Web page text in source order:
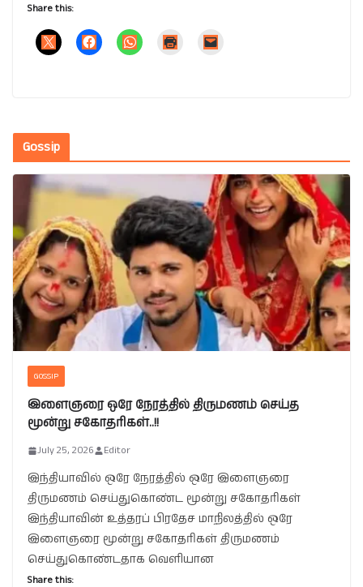
Share this:
Gossip
GOSSIP
இளைஞரை ஒரே நேரத்தில் திருமணம் செய்த
மூன்று சகோதரிகள்..!!
July 25, 2026 Editor
இந்தியாவில் ஒரே நேரத்தில் ஒரே இளைஞரை
திருமணம் செய்துகொண்ட மூன்று சகோதரிகள்
இந்தியாவின் உத்தரப் பிரதேச மாநிலத்தில் ஒரே
இளைஞரை மூன்று சகோதரிகள் திருமணம்
செய்துகொண்டதாக வெளியான
Share this: